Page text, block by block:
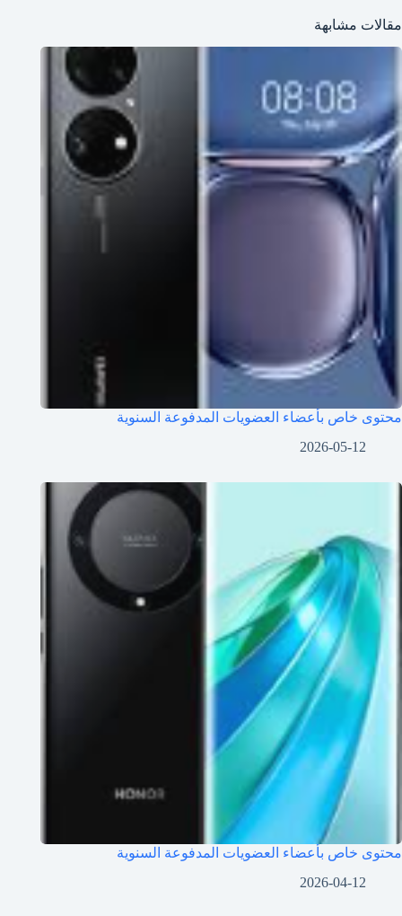
مقالات مشابهة
محتوى خاص بأعضاء العضويات المدفوعة السنوية
2026-05-12
محتوى خاص بأعضاء العضويات المدفوعة السنوية
2026-04-12